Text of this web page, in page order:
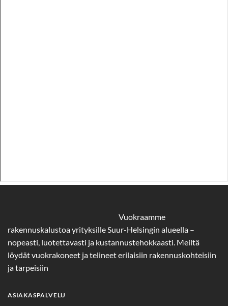
Vuokraamme
rakennuskalustoa yrityksille Suur-Helsingin alueella –
nopeasti, luotettavasti ja kustannustehokkaasti. Meiltä
löydät vuokrakoneet ja telineet erilaisiin rakennuskohteisiin
ja tarpeisiin
ASIAKASPALVELU